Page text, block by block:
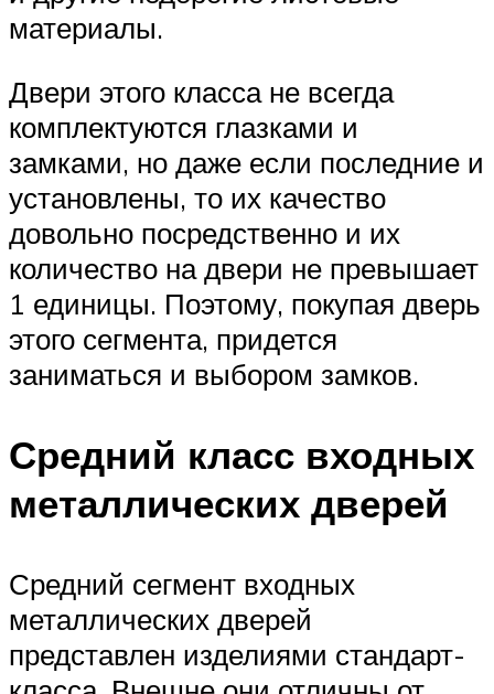
материалы.
Двери этого класса не всегда
комплектуются глазками и
замками, но даже если последние и
установлены, то их качество
довольно посредственно и их
количество на двери не превышает
1 единицы. Поэтому, покупая дверь
этого сегмента, придется
заниматься и выбором замков.
Средний класс входных
металлических дверей
Средний сегмент входных
металлических дверей
представлен изделиями стандарт-